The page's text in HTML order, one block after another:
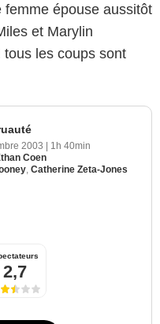
femme épouse aussitôt
et Marylin
les coups sont
2003
1h 40min
Coen
, Catherine Zeta-Jones
2,7